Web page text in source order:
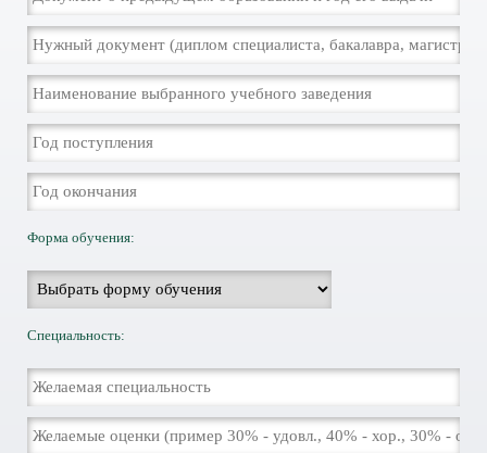
Форма обучения:
Специальность: